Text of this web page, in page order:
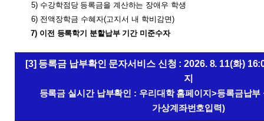
5) 수강학점당 등록금을 계산하는 장애우 학생
6) 전액장학금 수혜자(고지서 내 학비감면)
7) 이전 등록학기 분할납부 기간 미준수자
[3] 등록금 납부확인 문자서비스 신청 : 2026. 8. 11(화)
지
등록금 실시간 납부확인 : 우리대학 홈페이지>등록금납부
가상계좌번호입력)